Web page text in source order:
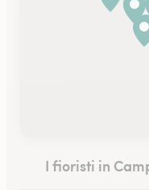
I fioristi in